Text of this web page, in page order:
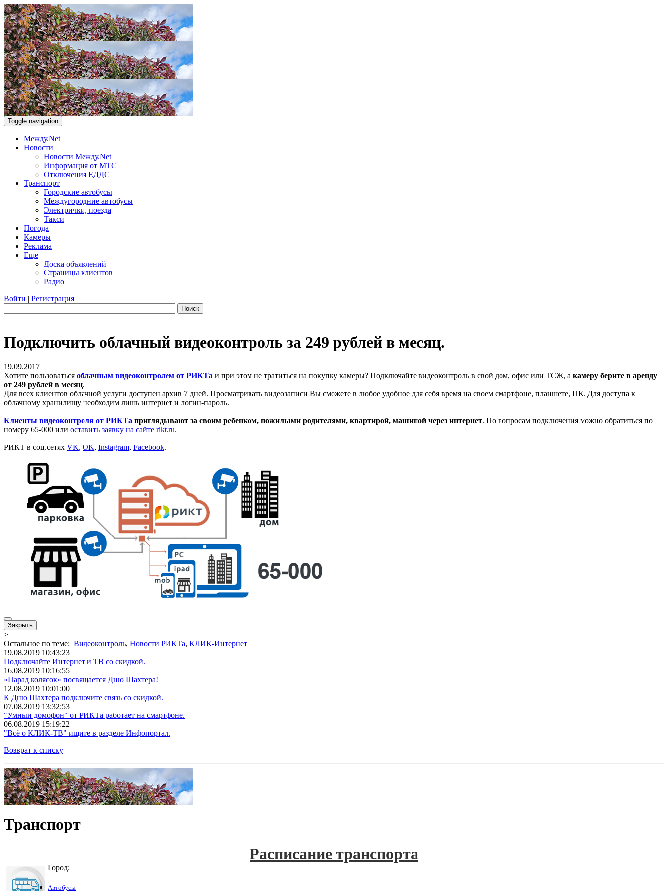
Toggle navigation
Между.Net
Новости
Новости Между.Net
Информация от МТС
Отключения ЕДДС
Транспорт
Городские автобусы
Междугородние автобусы
Электрички, поезда
Такси
Погода
Камеры
Реклама
Еще
Доска объявлений
Страницы клиентов
Радио
Войти | Регистрация
Поиск
Подключить облачный видеоконтроль за 249 рублей в месяц.
19.09.2017
Хотите пользоваться облачным видеоконтролем от РИКТа и при этом не тратиться на покупку камеры? Подключайте видеоконтроль в свой дом, офис или ТСЖ, а камеру берите в аренду
от 249 рублей в месяц.
Для всех клиентов облачной услуги доступен архив 7 дней. Просматривать видеозаписи Вы сможете в любое удобное для себя время на своем смартфоне, планшете, ПК. Для доступа к
облачному хранилищу необходим лишь интернет и логин-пароль.
Клиенты видеоконтроля от РИКТа приглядывают за своим ребенком, пожилыми родителями, квартирой, машиной через интернет. По вопросам подключения можно обратиться по
номеру 65-000 или оставить заявку на сайте rikt.ru.
РИКТ в соц.сетях VK, OK, Instagram, Facebook.
Закрыть
>
Остальное по теме: Видеоконтроль, Новости РИКТа, КЛИК-Интернет
19.08.2019 10:43:23
Подключайте Интернет и ТВ со скидкой.
16.08.2019 10:16:55
«Парад колясок» посвящается Дню Шахтера!
12.08.2019 10:01:00
К Дню Шахтера подключите связь со скидкой.
07.08.2019 13:32:53
"Умный домофон" от РИКТа работает на смартфоне.
06.08.2019 15:19:22
"Всё о КЛИК-ТВ" ищите в разделе Инфопортал.
Возврат к списку
Транспорт
Расписание транспорта
Город:
Автобусы